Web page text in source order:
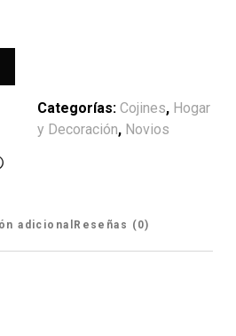
Categorías: Cojines, Hogar
y Decoración, Novios
adicional Reseñas (0)